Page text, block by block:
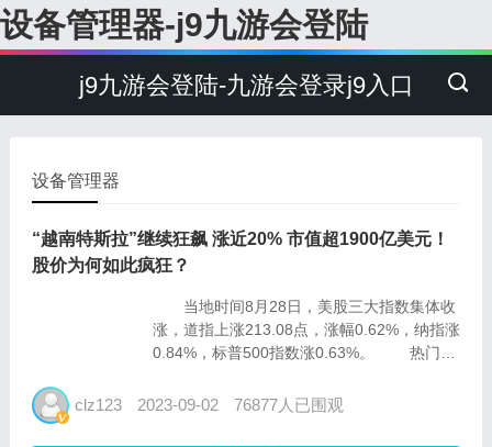
设备管理器-j9九游会登陆
j9九游会登陆-九游会登录j9入口
设备管理器
“越南特斯拉”继续狂飙 涨近20% 市值超1900亿美元！
股价为何如此疯狂？
当地时间8月28日，美股三大指数集体收
涨，道指上涨213.08点，涨幅0.62%，纳指涨
0.84%，标普500指数涨0.63%。 热门科
前，黄金资源涨近7%，金罗斯黄金涨超3%，
clz123 2023-09-02 76877人已围观